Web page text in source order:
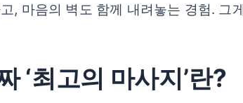
, 마음의 벽도 함께 내려놓는 경험. 그
‘최고의 마사지’란?